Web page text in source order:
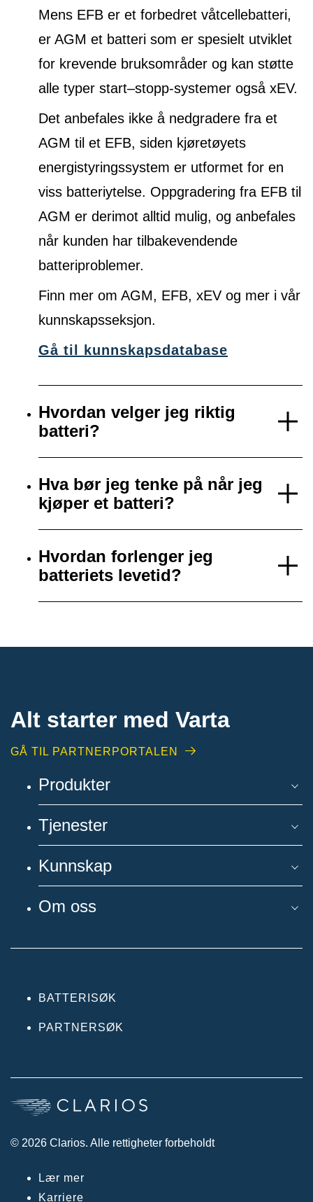
Mens EFB er et forbedret våtcellebatteri,
er AGM et batteri som er spesielt utviklet
for krevende bruksområder og kan støtte
alle typer start–stopp-systemer også xEV.
Det anbefales ikke å nedgradere fra et
AGM til et EFB, siden kjøretøyets
energistyringssystem er utformet for en
viss batteriytelse. Oppgradering fra EFB til
AGM er derimot alltid mulig, og anbefales
når kunden har tilbakevendende
batteriproblemer.
Finn mer om AGM, EFB, xEV og mer i vår
kunnskapsseksjon.
Gå til kunnskapsdatabase
Hvordan velger jeg riktig
batteri?
Hva bør jeg tenke på når jeg
kjøper et batteri?
Hvordan forlenger jeg
batteriets levetid?
Alt starter med Varta
GÅ TIL PARTNERPORTALEN
Produkter
Tjenester
Kunnskap
Om oss
BATTERISØK
PARTNERSØK
© 2026 Clarios. Alle rettigheter forbeholdt
Lær mer
Karriere